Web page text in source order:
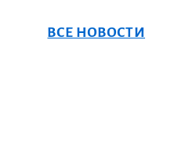
ВСЕ НОВОСТИ